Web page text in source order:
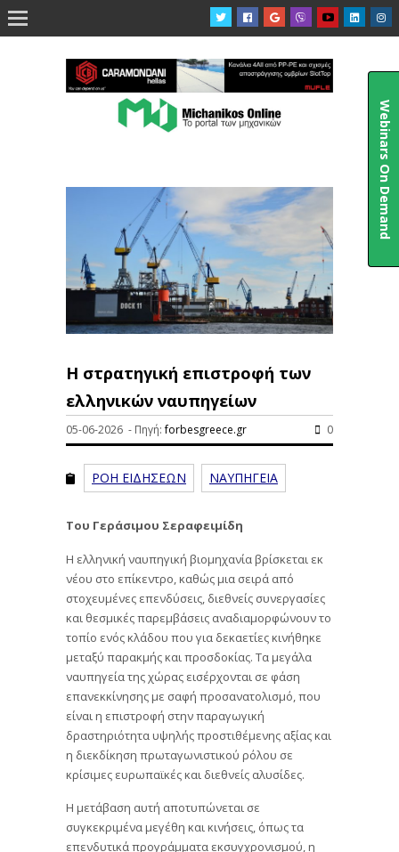

Η στρατηγική επιστροφή των
ελληνικών ναυπηγείων
05-06-2026 - Πηγή:forbesgreece.gr 0
ΡΟΗ ΕΙΔΗΣΕΩΝ ΝΑΥΠΗΓΕΙΑ
Του Γεράσιμου Σεραφειμίδη
Η ελληνική ναυπηγική βιομηχανία βρίσκεται εκ
νέου στο επίκεντρο, καθώς μια σειρά από
στοχευμένες επενδύσεις, διεθνείς συνεργασίες
και θεσμικές παρεμβάσεις αναδιαμορφώνουν το
τοπίο ενός κλάδου που για δεκαετίες κινήθηκε
μεταξύ παρακμής και προσδοκίας. Τα μεγάλα
ναυπηγεία της χώρας εισέρχονται σε φάση
επανεκκίνησης με σαφή προσανατολισμό, που
είναι η επιστροφή στην παραγωγική
δραστηριότητα υψηλής προστιθέμενης αξίας και
η διεκδίκηση πρωταγωνιστικού ρόλου σε
κρίσιμες ευρωπαϊκές και διεθνείς αλυσίδες.
Η μετάβαση αυτή αποτυπώνεται σε
συγκεκριμένα μεγέθη και κινήσεις, όπως τα
επενδυτικά προγράμματα εκσυγχρονισμού, η
Webinars On Demand